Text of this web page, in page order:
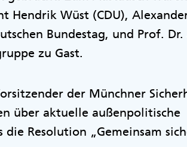
Hendrik Wüst (CDU),
Bundestag, und Prof.
zu Gast.
der Münchner
über aktuelle außenpolitische
Resolution „Gemeinsam